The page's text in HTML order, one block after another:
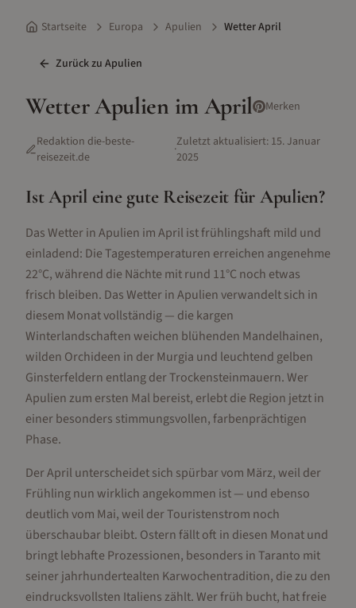
Startseite Europa Apulien Wetter April
Zurück zu Apulien
WetterApulien imApril Merken
Redaktion die-beste-
reisezeit.de
·Zuletzt aktualisiert: 15. Januar
2025
IstAprileine gute Reisezeit für Apulien?
Das Wetter in Apulien im April ist frühlingshaft mild und
einladend: Die Tagestemperaturen erreichen angenehme
22°C, während die Nächte mit rund 11°C noch etwas
frisch bleiben. Das Wetter in Apulien verwandelt sich in
diesem Monat vollständig — die kargen
Winterlandschaften weichen blühenden Mandelhainen,
wilden Orchideen in der Murgia und leuchtend gelben
Ginsterfeldern entlang der Trockensteinmauern. Wer
Apulien zum ersten Mal bereist, erlebt die Region jetzt in
einer besonders stimmungsvollen, farbenprächtigen
Phase.
Der April unterscheidet sich spürbar vom März, weil der
Frühling nun wirklich angekommen ist — und ebenso
deutlich vom Mai, weil der Touristenstrom noch
überschaubar bleibt. Ostern fällt oft in diesen Monat und
bringt lebhafte Prozessionen, besonders in Taranto mit
seiner jahrhundertealten Karwochentradition, die zu den
eindrucksvollsten Italiens zählt. Wer früh bucht, hat freie